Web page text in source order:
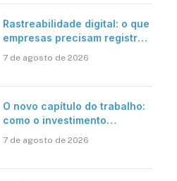
Rastreabilidade digital: o que
empresas precisam registrar
7 de agosto de 2026
O novo capítulo do trabalho:
como o investimento
científica revela a
7 de agosto de 2026